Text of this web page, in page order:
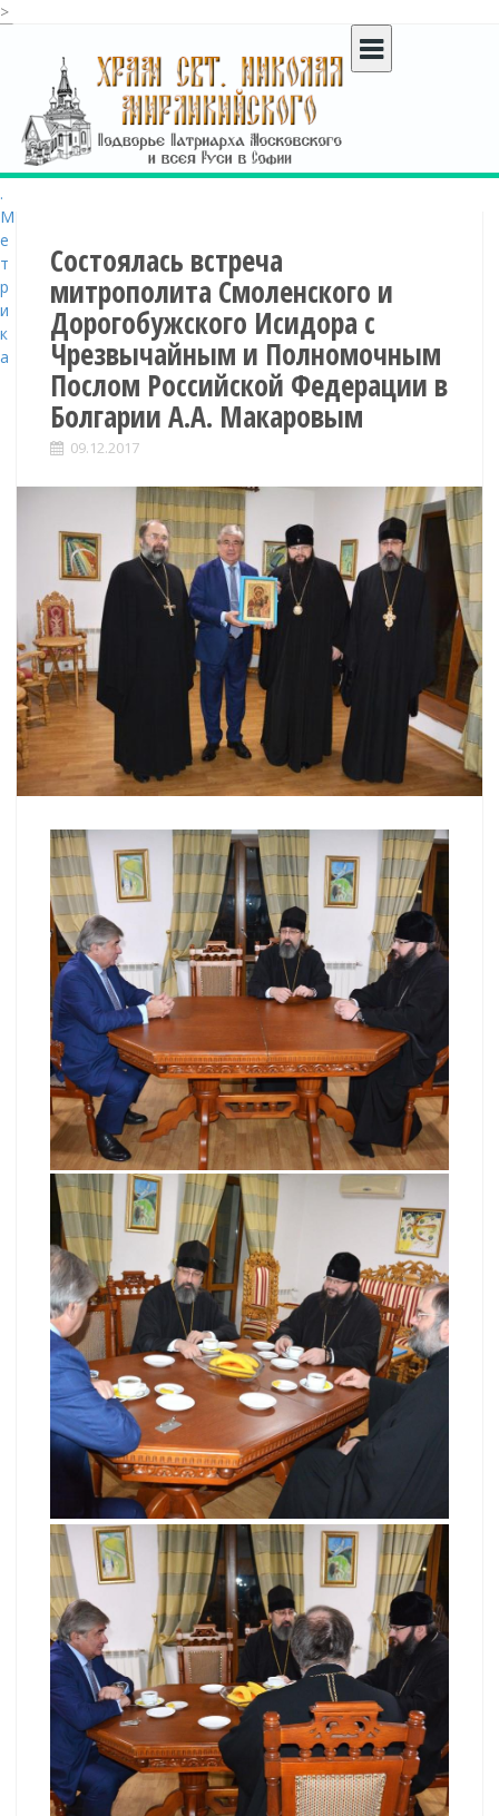
>
c
o
n
t
e
n
t
Состоялась встреча
митрополита Смоленского и
Дорогобужского Исидора с
Чрезвычайным и Полномочным
Послом Российской Федерации в
Болгарии А.А. Макаровым
09.12.2017